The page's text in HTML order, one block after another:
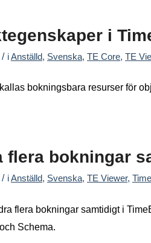
i
/ iAnställd, Svenska, TE Core, TE
kallas bokningsbara resurser för
flera bokningar
/ iAnställd, Svenska, TE Viewer,
flera bokningar samtidigt i
Schema.